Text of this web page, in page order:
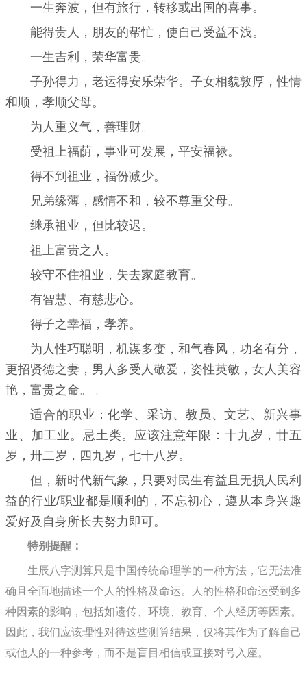
一生奔波，但有旅行，转移或出国的喜事。
能得贵人，朋友的帮忙，使自己受益不浅。
一生吉利，荣华富贵。
子孙得力，老运得安乐荣华。子女相貌敦厚，性情
和顺，孝顺父母。
为人重义气，善理财。
受祖上福荫，事业可发展，平安福禄。
得不到祖业，福份减少。
兄弟缘薄，感情不和，较不尊重父母。
继承祖业，但比较迟。
祖上富贵之人。
较守不住祖业，失去家庭教育。
有智慧、有慈悲心。
得子之幸福，孝养。
为人性巧聪明，机谋多变，和气春风，功名有分，
更招贤德之妻，男人多受人敬爱，姿性英敏，女人美容
艳，富贵之命。 。
适合的职业：化学、采访、教员、文艺、新兴事
业、加工业。忌土类。应该注意年限：十九岁，廿五
岁，卅二岁，四九岁，七十八岁。
但，新时代新气象，只要对民生有益且无损人民利
益的行业/职业都是顺利的，不忘初心，遵从本身兴趣
爱好及自身所长去努力即可。
特别提醒：
生辰八字测算只是中国传统命理学的一种方法，它无法准
确且全面地描述一个人的性格及命运。人的性格和命运受到多
种因素的影响，包括如遗传、环境、教育、个人经历等因素。
因此，我们应该理性对待这些测算结果，仅将其作为了解自己
或他人的一种参考，而不是盲目相信或直接对号入座。